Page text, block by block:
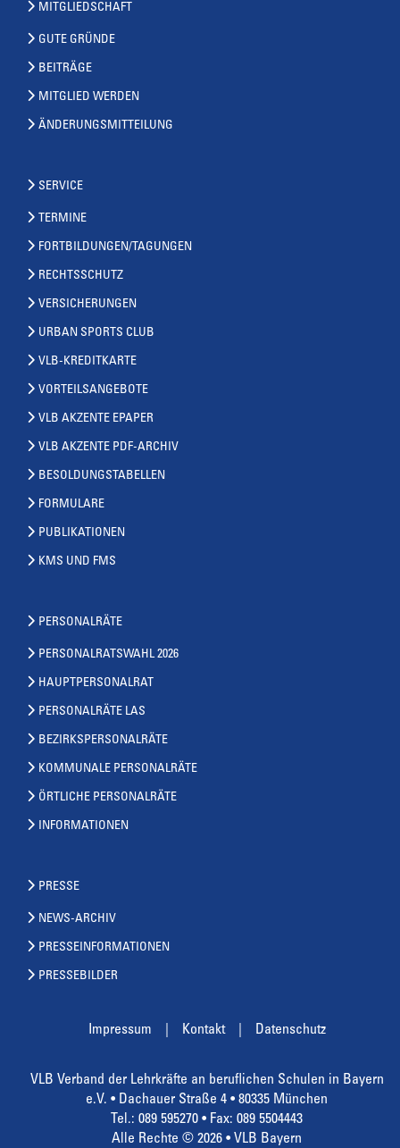
MITGLIEDSCHAFT
GUTE GRÜNDE
BEITRÄGE
MITGLIED WERDEN
ÄNDERUNGSMITTEILUNG
SERVICE
TERMINE
FORTBILDUNGEN/TAGUNGEN
RECHTSSCHUTZ
VERSICHERUNGEN
URBAN SPORTS CLUB
VLB-KREDITKARTE
VORTEILSANGEBOTE
VLB AKZENTE EPAPER
VLB AKZENTE PDF-ARCHIV
BESOLDUNGSTABELLEN
FORMULARE
PUBLIKATIONEN
KMS UND FMS
PERSONALRÄTE
PERSONALRATSWAHL 2026
HAUPTPERSONALRAT
PERSONALRÄTE LAS
BEZIRKSPERSONALRÄTE
KOMMUNALE PERSONALRÄTE
ÖRTLICHE PERSONALRÄTE
INFORMATIONEN
PRESSE
NEWS-ARCHIV
PRESSEINFORMATIONEN
PRESSEBILDER
Impressum Kontakt Datenschutz
VLB Verband der Lehrkräfte an beruflichen Schulen in Bayern
e.V. • Dachauer Straße 4 • 80335 München
Tel.: 089 595270 • Fax: 089 5504443
Alle Rechte © 2026 • VLB Bayern